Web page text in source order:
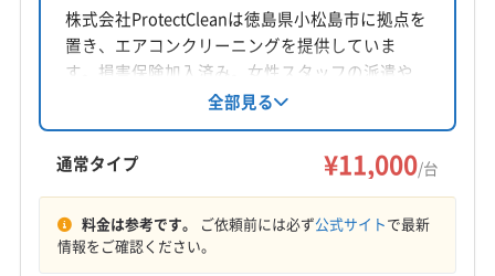
徳島県徳島市八万町(千鳥)69-5
対応地域
吉野川市 小松島市
板野郡松茂町
板野郡上板町
板野郡板野町
板野郡北島町
もっと見る
営業時間
株式会社ProtectCleanは徳島県小松島市に拠点を
置き、エアコンクリーニングを提供していま
す。損害保険加入済み。女性スタッフの派遣や
同行も可能です。基本料金11,000円/台で、複数
台割引や消臭抗菌コートのオプションがありま
す。営業時間は9:00〜18:00で、日曜定休。対応
エリアは徳島市や阿南市など徳島県全域です。
全部見る
通常タイプ ¥11,000/台
料金は参考です。 ご依頼前には必ず公式サイトで最新
情報をご確認ください。